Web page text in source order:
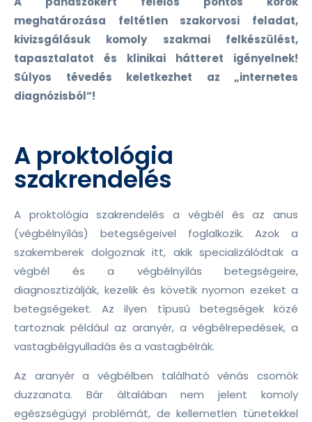
meghatározása feltétlen szakorvosi feladat,
kivizsgálásuk komoly szakmai felkészülést,
tapasztalatot és klinikai hátteret igényelnek!
Súlyos tévedés keletkezhet az „internetes
diagnózisból”!
A proktológia
szakrendelés
A proktológia szakrendelés a végbél és az anus
(végbélnyílás) betegségeivel foglalkozik. Azok a
szakemberek dolgoznak itt, akik specializálódtak a
végbél és a végbélnyílás betegségeire,
diagnosztizálják, kezelik és követik nyomon ezeket a
betegségeket. Az ilyen típusú betegségek közé
tartoznak például az aranyér, a végbélrepedések, a
vastagbélgyulladás és a vastagbélrák.
Az aranyér a végbélben található vénás csomók
duzzanata. Bár általában nem jelent komoly
egészségügyi problémát, de kellemetlen tünetekkel